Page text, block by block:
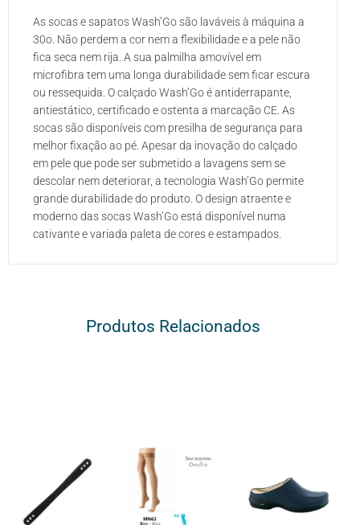
As socas e sapatos Wash’Go são laváveis à máquina a
30o. Não perdem a cor nem a flexibilidade e a pele não
fica seca nem rija. A sua palmilha amovível em
microfibra tem uma longa durabilidade sem ficar escura
ou ressequida. O calçado Wash’Go é antiderrapante,
antiestático, certificado e ostenta a marcação CE. As
socas são disponíveis com presilha de segurança para
melhor fixação ao pé. Apesar da inovação do calçado
em pele que pode ser submetido a lavagens sem se
descolar nem deteriorar, a tecnologia Wash’Go permite
grande durabilidade do produto. O design atraente e
moderno das socas Wash’Go está disponível numa
cativante e variada paleta de cores e estampados.
Produtos Relacionados